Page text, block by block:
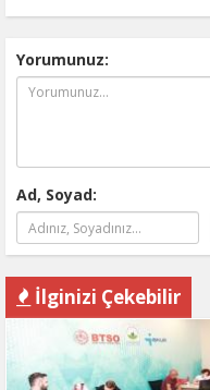
Yorumunuz:
Ad, Soyad:
İlginizi Çekebilir